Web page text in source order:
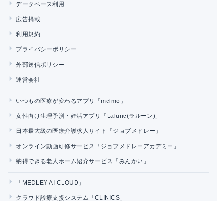
データベース利用
広告掲載
利用規約
プライバシーポリシー
外部送信ポリシー
運営会社
いつもの医療が変わるアプリ「melmo」
女性向け生理予測・妊活アプリ「Lalune(ラルーン)」
日本最大級の医療介護求人サイト「ジョブメドレー」
オンライン動画研修サービス「ジョブメドレーアカデミー」
納得できる老人ホーム紹介サービス「みんかい」
「MEDLEY AI CLOUD」
クラウド診療支援システム「CLINICS」